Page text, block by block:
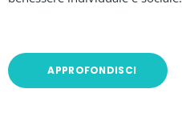
APPROFONDISCI